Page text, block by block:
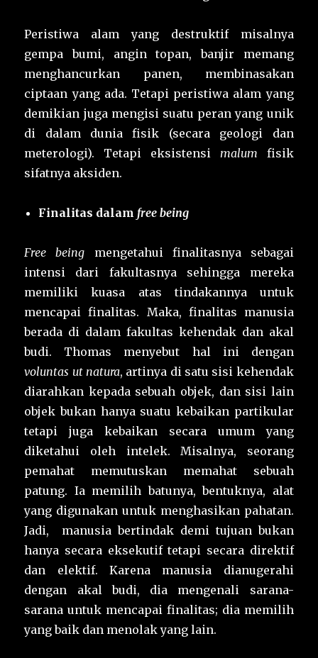
Peristiwa alam yang destruktif misalnya
gempa bumi, angin topan, banjir memang
menghancurkan panen, membinasakan
ciptaan yang ada. Tetapi peristiwa alam yang
demikian juga mengisi suatu peran yang unik
di dalam dunia fisik (secara geologi dan
meterologi). Tetapi eksistensi malum fisik
sifatnya aksiden.
Finalitas dalam free being
Free being mengetahui finalitasnya sebagai
intensi dari fakultasnya sehingga mereka
memiliki kuasa atas tindakannya untuk
mencapai finalitas. Maka, finalitas manusia
berada di dalam fakultas kehendak dan akal
budi. Thomas menyebut hal ini dengan
voluntas ut natura, artinya di satu sisi kehendak
diarahkan kepada sebuah objek, dan sisi lain
objek bukan hanya suatu kebaikan partikular
tetapi juga kebaikan secara umum yang
diketahui oleh intelek. Misalnya, seorang
pemahat memutuskan memahat sebuah
patung. Ia memilih batunya, bentuknya, alat
yang digunakan untuk menghasikan pahatan.
Jadi, manusia bertindak demi tujuan bukan
hanya secara eksekutif tetapi secara direktif
dan elektif. Karena manusia dianugerahi
dengan akal budi, dia mengenali sarana-
sarana untuk mencapai finalitas; dia memilih
yang baik dan menolak yang lain.